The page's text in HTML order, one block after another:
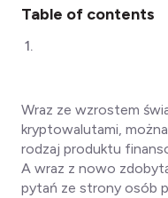
Table of contents
1.
Wraz ze wzrostem
kryptowalutami,
rodzaj produktu
A wraz z nowo
pytań ze strony osób